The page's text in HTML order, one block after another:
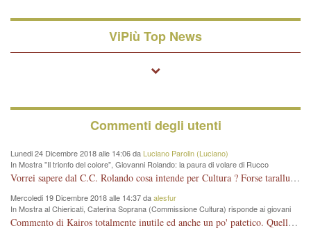
ViPiù Top News
Commenti degli utenti
Lunedi 24 Dicembre 2018 alle 14:06 da Luciano Parolin (Luciano)
In Mostra "Il trionfo del colore", Giovanni Rolando: la paura di volare di Rucco
Vorrei sapere dal C.C. Rolando cosa intende per Cultura ? Forse tarallucci, vino e sagre, o spaghetti tricolori del PD ? Il continuo (s)parlare della mostra a Palazzo Chiericati caro consigliere DANNEGGIA FORTEMENTE l'immagine della città TUTTA e fa deviare i consensi che in RUSSIA (badi bene ex U.R.S.S.) sono ECCELLENTI. A livello artistico l'evento è di alta Valenza culturale, COMPITO di Tutta la Cittadinanza fare il possibile per propagandare l'iniziativa senza farne UN CASO PARTITICO come fa Lei da sempre. Meno Gazebo + Partecipazione! E così sia. Amen.
Mercoledi 19 Dicembre 2018 alle 14:37 daalesfur
In Mostra al Chiericati, Caterina Soprana (Commissione Cultura) risponde ai giovani
del Pd: "realizzata a costo zero per il Comune"
Commento di Kairos totalmente inutile ed anche un po' patetico. Quella che è completamente mancata è stata la promozione internazionale dell'evento effettuata da chi lo sa fare, l'amministrazione in questo è stata totalmente assente relegando al provincialismo una mostra che meritava ben altre platee ed i risultati sono sotto gli occhi di tutti. Su questo bisogna parlare, il fatto di averla organizzata al Chiericati certo non ha aiutato ma è un aspetto secondario rispetto a quello della promozione. In città con le mostre organizzate da Goldin - che certo ha fatto principalmente i suoi interessi, ma ne ha comunque beneficiato la città in immagine e commercio per il centro - arrivavano giornalmente pullman carichi di turisti. Dove sono i turisti ora?